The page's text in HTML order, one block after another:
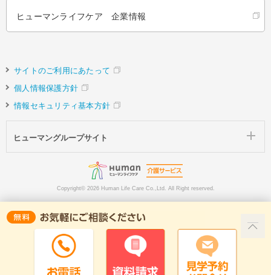
ヒューマンライフケア 企業情報
サイトのご利用にあたって
個人情報保護方針
情報セキュリティ基本方針
ヒューマングループサイト
Copyright© 2026 Human Life Care Co.,Ltd. All Right reserved.